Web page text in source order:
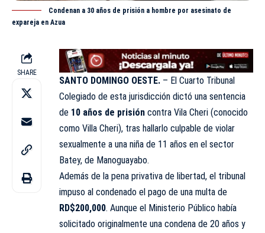
Condenan a 30 años de prisión a hombre por asesinato de
expareja en Azua
SHARE
SANTO DOMINGO OESTE. – El Cuarto Tribunal
Colegiado de esta jurisdicción dictó una sentencia
de 10 años de prisión contra Vila Cheri (conocido
como Villa Cheri), tras hallarlo culpable de violar
sexualmente a una niña de 11 años en el sector
Batey, de Manoguayabo.
Además de la pena privativa de libertad, el tribunal
impuso al condenado el pago de una multa de
RD$200,000. Aunque el Ministerio Público había
solicitado originalmente una condena de 20 años y